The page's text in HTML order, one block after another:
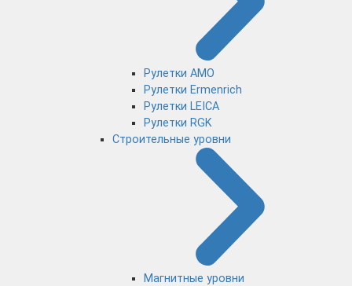
Рулетки AMO
Рулетки Ermenrich
Рулетки LEICA
Рулетки RGK
Строительные уровни
Магнитные уровни